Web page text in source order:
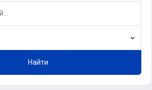
Найти